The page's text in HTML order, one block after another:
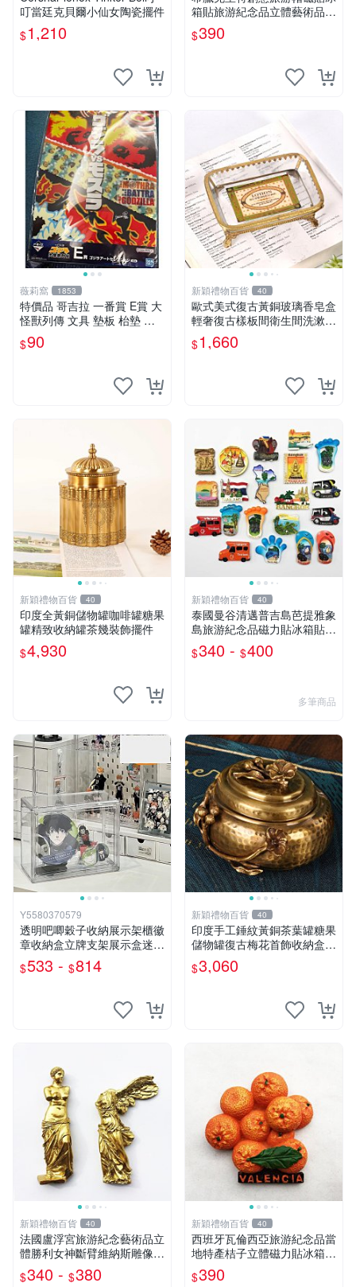
叮當廷克貝爾小仙女陶瓷擺件
$1,210
箱貼旅游紀念品立體藝術品裝
飾伴手禮
$390
薇莉窩 1853
特價品 哥吉拉 一番賞 E賞 大
怪獸列傳 文具 墊板 枱墊 塑
膠彩畫 送禮 收藏 可面交
$90
新穎禮物百貨 40
歐式美式復古黃銅玻璃香皂盒
輕奢復古樣板間衛生間洗漱臺
肥皂盒
$1,660
新穎禮物百貨 40
印度全黃銅儲物罐咖啡罐糖果
罐精致收納罐茶幾裝飾擺件
$4,930
新穎禮物百貨 40
泰國曼谷清邁普吉島芭提雅象
島旅游紀念品磁力貼冰箱貼收
藏伴手禮
$340 - $400
多筆商品
Y5580370579
透明吧唧穀子收納展示架櫃徽
章收納盒立牌支架展示盒迷你
小痛櫃放
$533 - $814
新穎禮物百貨 40
印度手工錘紋黃銅茶葉罐糖果
儲物罐復古梅花首飾收納盒擺
件
$3,060
新穎禮物百貨 40
法國盧浮宮旅游紀念藝術品立
體勝利女神斷臂維納斯雕像磁
性冰箱貼
$340 - $380
新穎禮物百貨 40
西班牙瓦倫西亞旅游紀念品當
地特產桔子立體磁力貼冰箱貼
伴手禮
$390